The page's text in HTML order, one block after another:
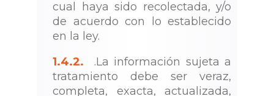
cual haya sido recolectada, y/o
de acuerdo con lo establecido
en la ley.
1.4.2. .La información sujeta a
tratamiento debe ser veraz,
completa, exacta, actualizada,